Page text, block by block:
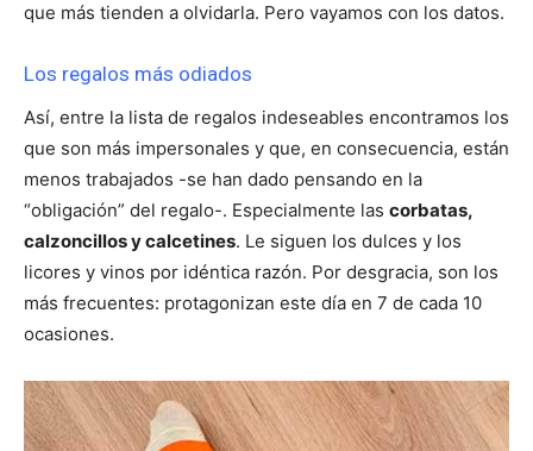
que más tienden a olvidarla. Pero vayamos con los datos.
Los regalos más odiados
Así, entre la lista de regalos indeseables encontramos los
que son más impersonales y que, en consecuencia, están
menos trabajados -se han dado pensando en la
“obligación” del regalo-. Especialmente las corbatas,
calzoncillos y calcetines. Le siguen los dulces y los
licores y vinos por idéntica razón. Por desgracia, son los
más frecuentes: protagonizan este día en 7 de cada 10
ocasiones.